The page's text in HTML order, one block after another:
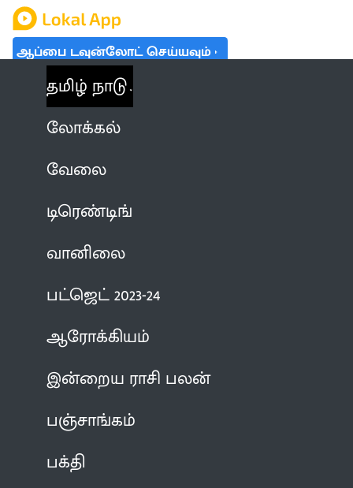
ஆப்பை டவுன்லோட் செய்யவும்
தமிழ் நாடு
லோக்கல்
வேலை
டிரெண்டிங்
வானிலை
பட்ஜெட் 2023-24
ஆரோக்கியம்
இன்றைய ராசி பலன்
பஞ்சாங்கம்
பக்தி